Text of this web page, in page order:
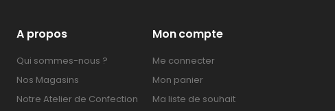
A propos
Qui sommes-nous ?
Nos Magasins
Notre Atelier de Confection
Mon compte
Me connecter
Mon panier
Ma liste de souhait